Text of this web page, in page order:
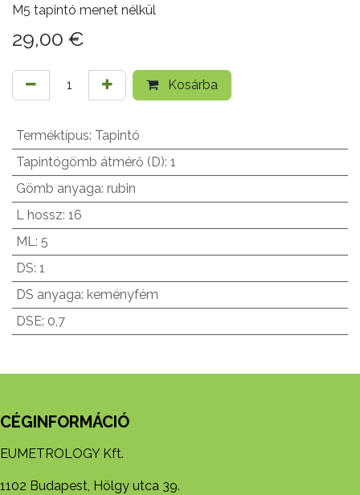
M5 tapintó menet nélkül
29,00 €
Kosárba
Terméktípus: Tapintó
Tapintógömb átmérő (D): 1
Gömb anyaga: rubin
L hossz: 16
ML: 5
DS: 1
DS anyaga: keményfém
DSE: 0,7
CÉGINFORMÁCIÓ
EUMETROLOGY Kft.
1102 Budapest, Hölgy utca 39.